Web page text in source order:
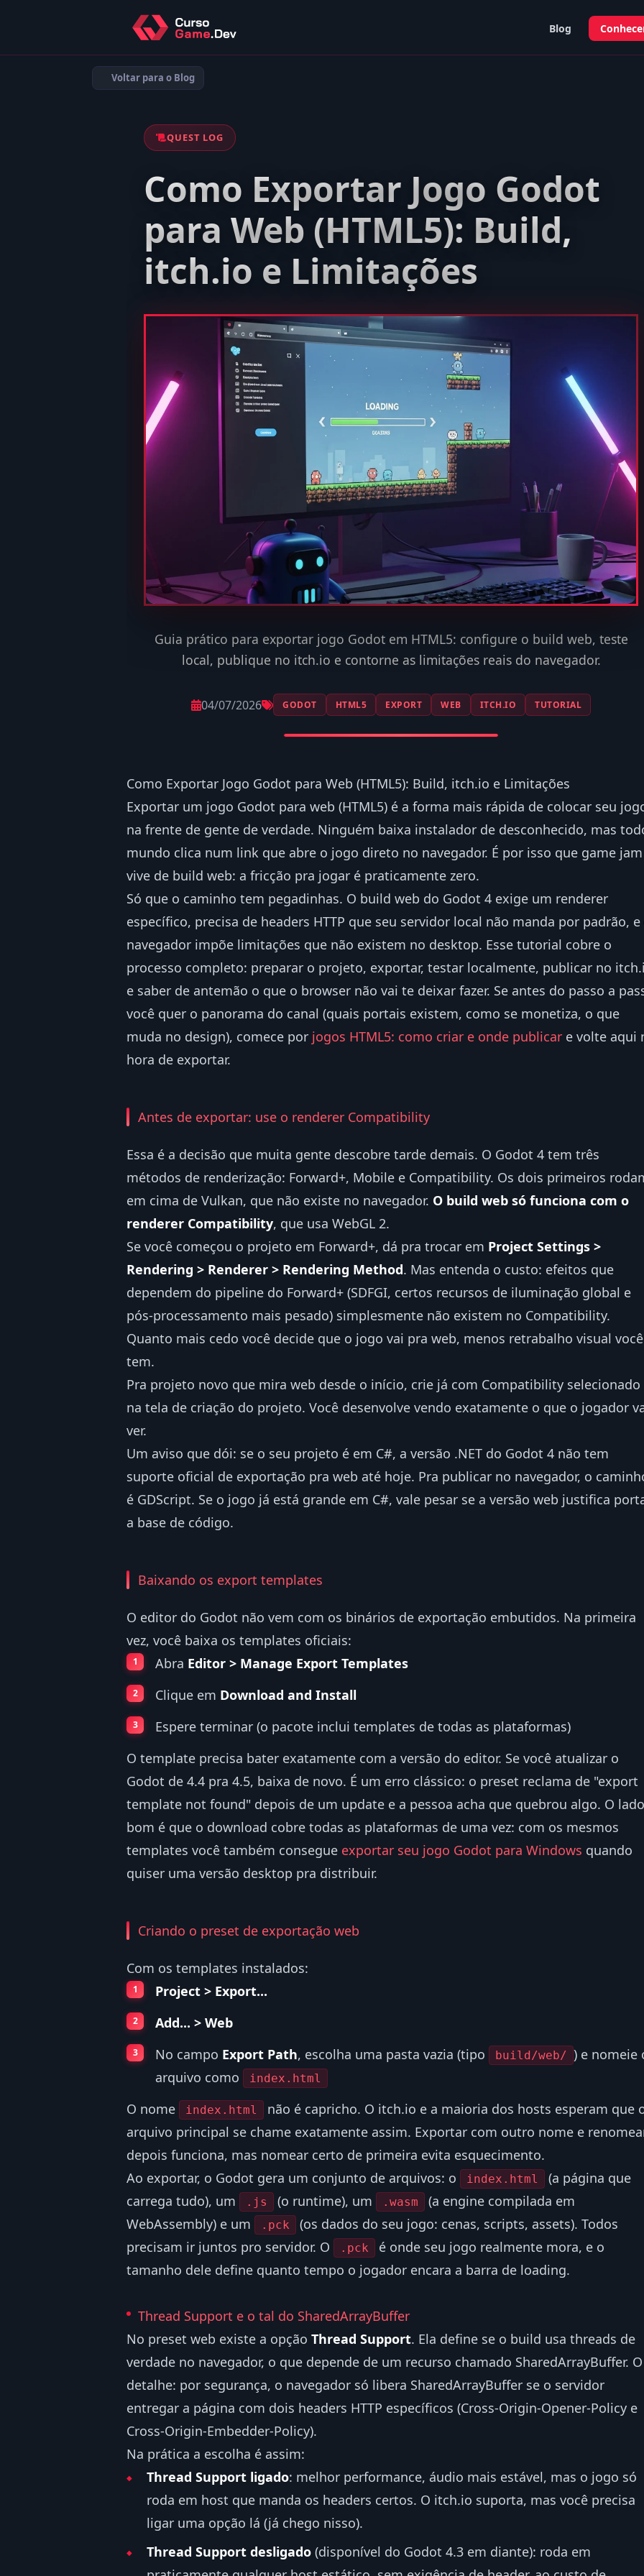
Blog
Voltar para o Blog
QUEST LOG
Como Exportar Jogo Godot
para Web (HTML5): Build,
itch.io e Limitações
Guia prático para exportar jogo Godot em HTML5: configure o build web, teste
local, publique no itch.io e contorne as limitações reais do navegador.
04/07/2026 GODOT HTML5 EXPORT WEB ITCH.IO TUTORIAL
Como Exportar Jogo Godot para Web (HTML5): Build, itch.io e Limitações
Exportar um jogo Godot para web (HTML5) é a forma mais rápida de colocar seu
na frente de gente de verdade. Ninguém baixa instalador de desconhecido, mas
mundo clica num link que abre o jogo direto no navegador. É por isso que game jam
vive de build web: a fricção pra jogar é praticamente zero.
Só que o caminho tem pegadinhas. O build web do Godot 4 exige um renderer
específico, precisa de headers HTTP que seu servidor local não manda por padrão, e
navegador impõe limitações que não existem no desktop. Esse tutorial cobre o
processo completo: preparar o projeto, exportar, testar localmente, publicar no
e saber de antemão o que o browser não vai te deixar fazer. Se antes do passo a
você quer o panorama do canal (quais portais existem, como se monetiza, o que
muda no design), comece por jogos HTML5: como criar e onde publicar e volte aqui
hora de exportar.
Antes de exportar: use o renderer Compatibility
Essa é a decisão que muita gente descobre tarde demais. O Godot 4 tem três
métodos de renderização: Forward+, Mobile e Compatibility. Os dois primeiros
em cima de Vulkan, que não existe no navegador. O build web só funciona com o
renderer Compatibility, que usa WebGL 2.
Se você começou o projeto em Forward+, dá pra trocar em Project Settings >
Rendering > Renderer > Rendering Method. Mas entenda o custo: efeitos que
dependem do pipeline do Forward+ (SDFGI, certos recursos de iluminação global e
pós-processamento mais pesado) simplesmente não existem no Compatibility.
Quanto mais cedo você decide que o jogo vai pra web, menos retrabalho visual você
tem.
Pra projeto novo que mira web desde o início, crie já com Compatibility selecionado
na tela de criação do projeto. Você desenvolve vendo exatamente o que o jogador
ver.
Um aviso que dói: se o seu projeto é em C#, a versão .NET do Godot 4 não tem
suporte oficial de exportação pra web até hoje. Pra publicar no navegador, o
é GDScript. Se o jogo já está grande em C#, vale pesar se a versão web justifica
a base de código.
Baixando os export templates
O editor do Godot não vem com os binários de exportação embutidos. Na primeira
vez, você baixa os templates oficiais:
Abra Editor > Manage Export Templates
Clique em Download and Install
Espere terminar (o pacote inclui templates de todas as plataformas)
O template precisa bater exatamente com a versão do editor. Se você atualizar o
Godot de 4.4 pra 4.5, baixa de novo. É um erro clássico: o preset reclama de "export
template not found" depois de um update e a pessoa acha que quebrou algo. O lado
bom é que o download cobre todas as plataformas de uma vez: com os mesmos
templates você também consegue exportar seu jogo Godot para Windows quando
quiser uma versão desktop pra distribuir.
Criando o preset de exportação web
Com os templates instalados:
Project > Export...
Add... > Web
No campo Export Path, escolha uma pasta vazia (tipo build/web/ ) e nomeie
arquivo como
index.html
O nome index.html
não é capricho. O itch.io e a maioria dos hosts esperam que
arquivo principal se chame exatamente assim. Exportar com outro nome e
depois funciona, mas nomear certo de primeira evita esquecimento.
Ao exportar, o Godot gera um conjunto de arquivos: o
index.html
(a página que
carrega tudo), um
.js (o runtime), um .wasm
(a engine compilada em
WebAssembly) e um
.pck
(os dados do seu jogo: cenas, scripts, assets). Todos
precisam ir juntos pro servidor. O
.pck
é onde seu jogo realmente mora, e o
tamanho dele define quanto tempo o jogador encara a barra de loading.
Thread Support e o tal do SharedArrayBuffer
No preset web existe a opção Thread Support. Ela define se o build usa threads de
verdade no navegador, o que depende de um recurso chamado SharedArrayBuffer. O
detalhe: por segurança, o navegador só libera SharedArrayBuffer se o servidor
entregar a página com dois headers HTTP específicos (Cross-Origin-Opener-Policy e
Cross-Origin-Embedder-Policy).
Na prática a escolha é assim:
Thread Support ligado: melhor performance, áudio mais estável, mas o jogo só
roda em host que manda os headers certos. O itch.io suporta, mas você precisa
ligar uma opção lá (já chego nisso).
Thread Support desligado (disponível do Godot 4.3 em diante): roda em